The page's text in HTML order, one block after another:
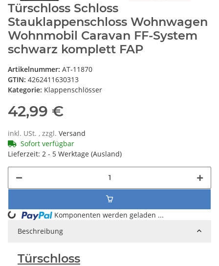
Türschloss Schloss
Stauklappenschloss Wohnwagen
Wohnmobil Caravan FF-System
schwarz komplett FAP
Artikelnummer: AT-11870
GTIN: 4262411630313
Kategorie: Klappenschlösser
42,99 €
inkl. USt. , zzgl. Versand
Sofort verfügbar
Lieferzeit: 2 - 5 Werktage (Ausland)
Loading...
Komponenten werden geladen ...
Beschreibung
Türschloss